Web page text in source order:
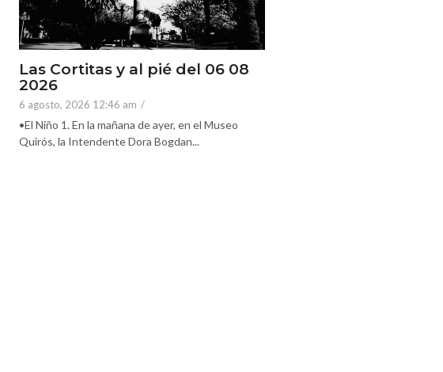
Las Cortitas y al pié del 06 08
2026
6 agosto, 2026 12:46 am /
•El Niño 1. En la mañana de ayer, en el Museo
Quirós, la Intendente Dora Bogdan...